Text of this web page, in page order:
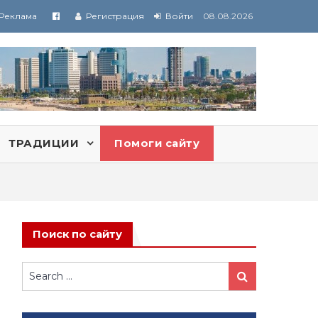
Реклама Регистрация Войти 08.08.2026
ТРАДИЦИИ Помоги сайту
Поиск по сайту
Search
for:
Search